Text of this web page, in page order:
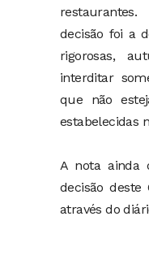
decisão foi a
rigorosas,
interditar
que não
estabelecidas
A nota ainda
decisão
através do